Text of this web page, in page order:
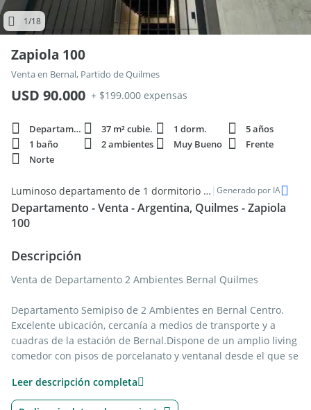
1/18
Zapiola 100
Venta en Bernal, Partido de Quilmes
USD 90.000 + $199.000 expensas
Departamento 37 m² cubie. 1 dorm.
5 años
1 baño
2 ambientes Muy Bueno
Frente
Norte
Luminoso departamento de 1 dormitorio en venta en Bernal, Quilmes | Generado por IA
Departamento - Venta - Argentina, Quilmes - Zapiola
100
Descripción
Venta de Departamento 2 Ambientes Bernal Quilmes
Departamento Semipiso de 2 Ambientes en Bernal Centro.
Excelente ubicación, cercanía a medios de transporte y a
cuadras de la estación de Bernal.Dispone de un amplio living
comedor con pisos de porcelanato y ventanal desde el que se
con cocina con barra desayunadora con muebles bajo
mesada y alacena, instalación preparada para lavarropas,
Leer descripción completa